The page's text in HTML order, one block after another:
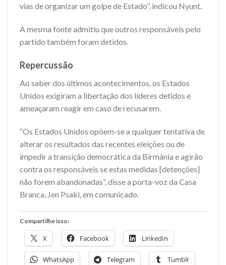
vias de organizar um golpe de Estado”, indicou Nyunt.
A mesma fonte admitiu que outros responsáveis pelo
partido também foram detidos.
Repercussão
Ao saber dos últimos acontecimentos, os Estados
Unidos exigiram a libertação dos líderes detidos e
ameaçaram reagir em caso de recusarem.
“Os Estados Unidos opõem-se a qualquer tentativa de
alterar os resultados das recentes eleições ou de
impedir a transição democrática da Birmânia e agirão
contra os responsáveis se estas medidas [detenções]
não forem abandonadas”, disse a porta-voz da Casa
Branca, Jen Psaki, em comunicado.
Compartilhe isso:
X Facebook LinkedIn
WhatsApp Telegram Tumblr